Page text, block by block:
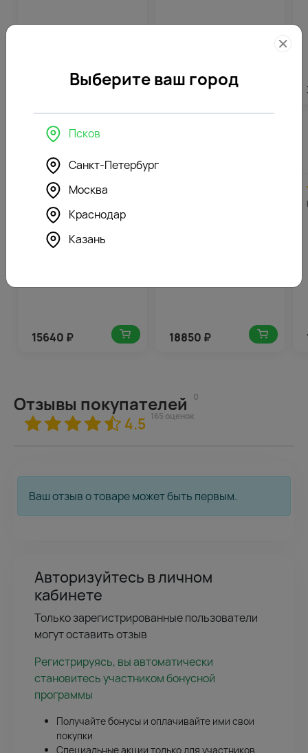
4281 ₽
Похожие товары
4.6(185)
чувств
15640 ₽ 18850 ₽
Отзывы покупателей 0
4.5 165 оценок
Ваш отзыв о товаре может быть первым.
Авторизуйтесь в личном
кабинете
Только зарегистрированные пользователи
могут оставить отзыв
Регистрируясь, вы автоматически
становитесь участником бонусной
программы
Получайте бонусы и оплачивайте ими свои
покупки
Специальные акции только для участников
Выберите ваш город
Псков
Санкт-Петербург
Москва
Краснодар
Казань